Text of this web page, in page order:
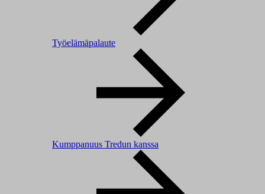
Työelämäpalaute
Kumppanuus Tredun kanssa